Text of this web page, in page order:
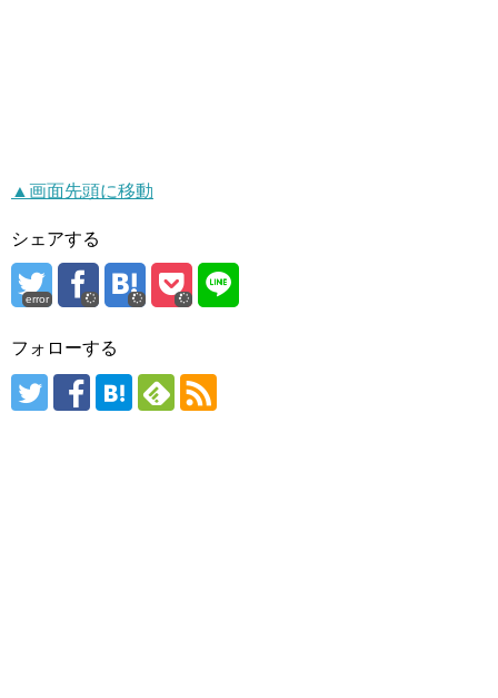
▲画面先頭に移動
シェアする
error
フォローする